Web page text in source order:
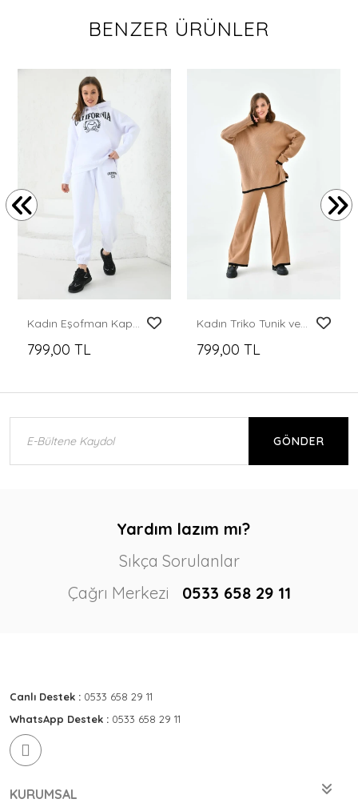
BENZER ÜRÜNLER
Kadın Eşofman Kapşonlu ve Şardonlu Eşofman Takımı Beyaz - KRN49
799,00 TL
Kadın Triko Tunik ve Pantolonlu İkili Takım
799,00 TL
GÖNDER
Yardım lazım mı?
Sıkça Sorulanlar
Çağrı Merkezi
0533 658 29 11
Canlı Destek : 0533 658 29 11
WhatsApp Destek : 0533 658 29 11
KURUMSAL